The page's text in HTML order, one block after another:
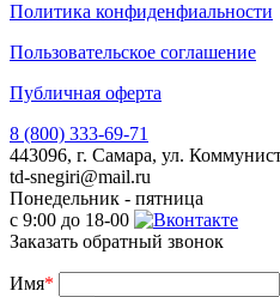
Политика конфиденфиальности
Пользовательское соглашение
Публичная оферта
8 (800) 333-69-71
443096, г. Самара, ул.
td-snegiri@mail.ru
Понедельник - пятница
с 9:00 до 18-00
Заказать обратный звонок
Имя*